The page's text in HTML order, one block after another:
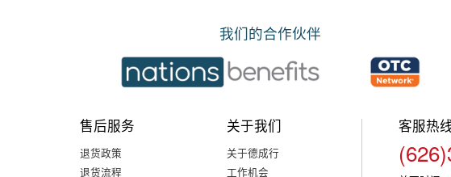
我们的合作伙伴
售后服务
退货政策
退货流程
关于我们
关于德成行
工作机会
客服热